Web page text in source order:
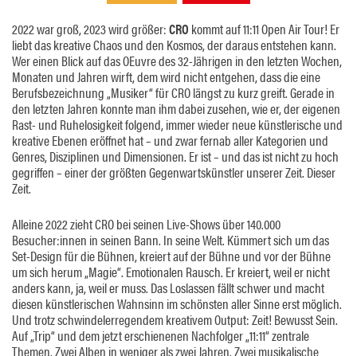
2022 war groß, 2023 wird größer:CRO kommt auf 11:11 Open Air Tour! Er
liebt das kreative Chaos und den Kosmos, der daraus entstehen kann.
Wer einen Blick auf das OEuvre des 32-Jährigen in den letzten Wochen,
Monaten und Jahren wirft, dem wird nicht entgehen, dass die eine
Berufsbezeichnung „Musiker“ für CRO längst zu kurz greift. Gerade in
den letzten Jahren konnte man ihm dabei zusehen, wie er, der eigenen
Rast- und Ruhelosigkeit folgend, immer wieder neue künstlerische und
kreative Ebenen eröffnet hat – und zwar fernab aller Kategorien und
Genres, Disziplinen und Dimensionen. Er ist – und das ist nicht zu hoch
gegriffen – einer der größten Gegenwartskünstler unserer Zeit. Dieser
Zeit.
Alleine 2022 zieht CRO bei seinen Live-Shows über 140.000
Besucher:innen in seinen Bann. In seine Welt. Kümmert sich um das
Set-Design für die Bühnen, kreiert auf der Bühne und vor der Bühne
um sich herum „Magie“. Emotionalen Rausch. Er kreiert, weil er nicht
anders kann, ja, weil er muss. Das Loslassen fällt schwer und macht
diesen künstlerischen Wahnsinn im schönsten aller Sinne erst möglich.
Und trotz schwindelerregendem kreativem Output: Zeit! Bewusst Sein.
Auf „Trip“ und dem jetzt erschienenen Nachfolger „11:11“ zentrale
Themen. Zwei Alben in weniger als zwei Jahren. Zwei musikalische